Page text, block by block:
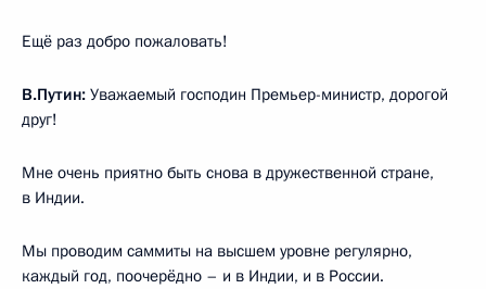
Ещё раз добро пожаловать!
В.Путин: Уважаемый господин Премьер-министр, дорогой
друг!
Мне очень приятно быть снова в дружественной стране,
в Индии.
Мы проводим саммиты на высшем уровне регулярно,
каждый год, поочерёдно – и в Индии, и в России.